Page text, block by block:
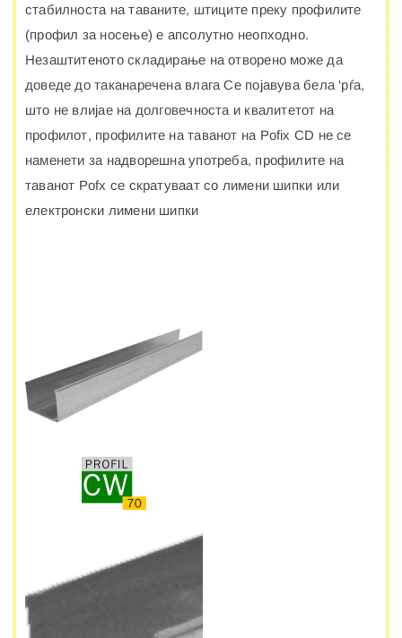
стабилноста на таваните, штиците преку профилите
(профил за носење) е апсолутно неопходно.
Незаштитеното складирање на отворено може да
доведе до таканаречена влага Се појавува бела ‘рѓа,
што не влијае на долговечноста и квалитетот на
профилот, профилите на таванот на Pofix CD не се
наменети за надворешна употреба, профилите на
таванот Pofx се скратуваат со лимени шипки или
електронски лимени шипки